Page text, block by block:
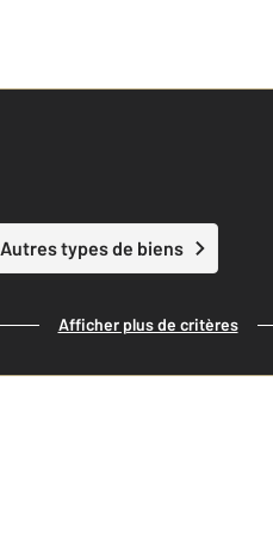
Autres types de biens
Afficher plus de critères